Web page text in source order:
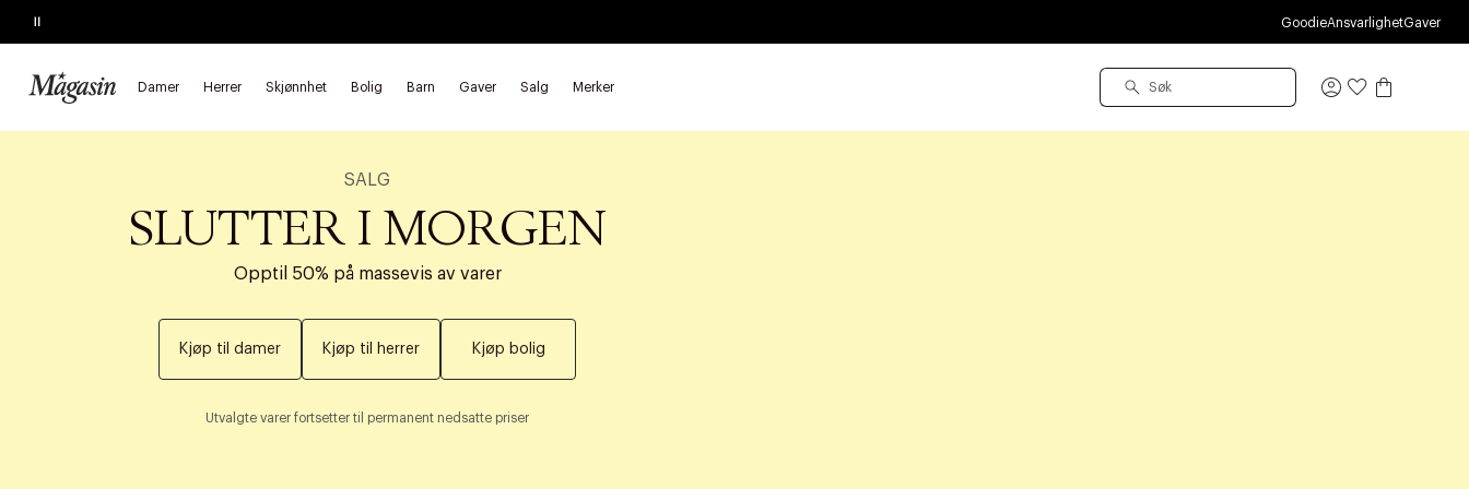
Pause GoodieAnsvarlighetGaver
Damer Herrer Skjønnhet Bolig Barn Gaver Salg Merker
Logg
SALG
SLUTTER I MORGEN
Opptil 50% på massevis av varer
Kjøp til damer Kjøp til herrer Kjøp bolig
Utvalgte varer fortsetter til permanent nedsatte priser